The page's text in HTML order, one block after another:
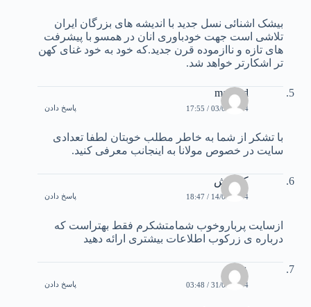
بیشک اشنائی نسل جدید با اندیشه های بزرگان ایران
تلاشی است جهت خودباوری انان در همسو با پیشرفت
های تازه و ناازموده قرن جدید.که خود به خود غنای کهن
تر اشکارتر خواهد شد.
masoud
03/01/2004 / 17:55 پاسخ دادن
با تشکر از شما به خاطر مطلب خوبتان لطفا تعدادی
سایت در خصوص مولانا به اینجانب معرفی کنید.
کیانوش
14/03/2004 / 18:47 پاسخ دادن
ازسایت پرباروخوب شمامتشکرم فقط بهتراست که
درباره ی زرکوب اطلاعات بیشتری ارائه دهید
عادل
31/03/2004 / 03:48 پاسخ دادن